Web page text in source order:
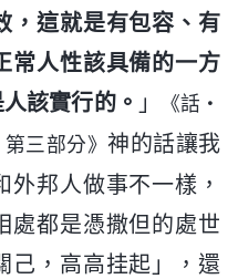
，這就是有包容、有
常人性該具備的一方
該實行的。 」
《話・
三部分》 神的話讓我
邦人做事不一樣，
處都是憑撒但的處世
己，高高挂起」，還